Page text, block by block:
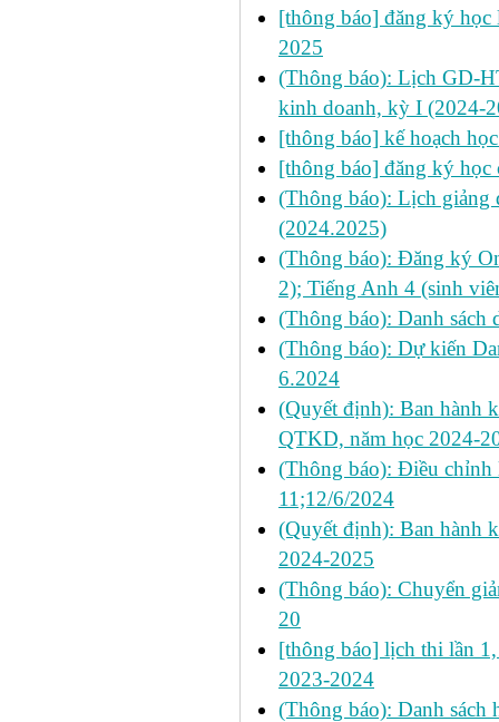
[thông báo] đăng ký
2025
(Thông báo): Lịch GD-
kinh doanh, kỳ I (2024-
[thông báo] kế hoạch
[thông báo] đăng ký học
(Thông báo): Lịch giảng
(2024.2025)
(Thông báo): Đăng ký
2); Tiếng Anh 4 (sinh
(Thông báo): Danh sách
(Thông báo): Dự kiến
6.2024
(Quyết định): Ban hành
QTKD, năm học 2024-
(Thông báo): Điều
11;12/6/2024
(Quyết định): Ban hành
2024-2025
(Thông báo): Chuyển
20
[thông báo] lịch thi lần
2023-2024
(Thông báo): Danh sách